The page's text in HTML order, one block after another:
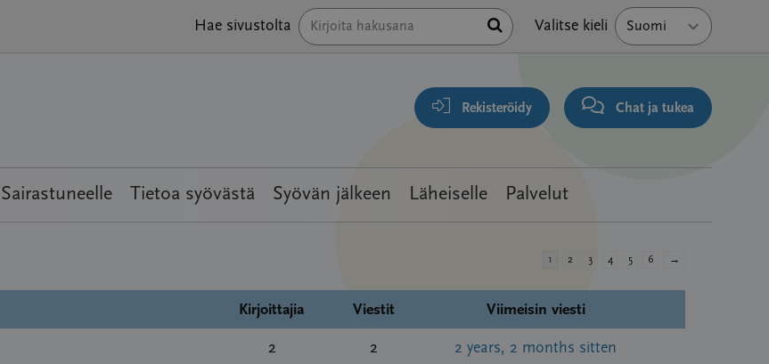
Hae sivustolta Hae Valitse kieli
Rekisteröidy Chat ja tukea
Sairastuneelle Tietoa syövästä Syövän jälkeen Läheiselle Palvelut
1 2 3 4 5 6 →
Kirjoittajia Viestit Viimeisin viesti
2 2 2 years, 2 months sitten